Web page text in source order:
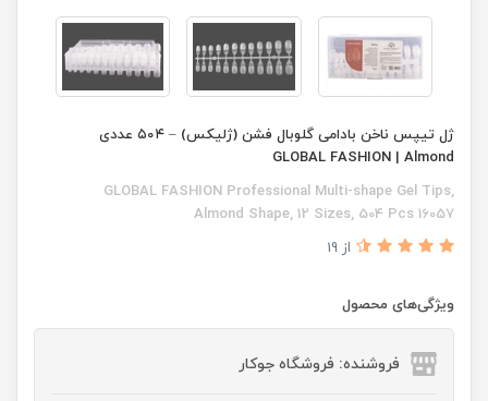
ژل تیپس ناخن بادامی گلوبال فشن (ژلیکس) – ۵۰۴ عددی
GLOBAL FASHION | Almond
GLOBAL FASHION Professional Multi-shape Gel Tips,
Almond Shape, 12 Sizes, 504 Pcs 16057
از 19
ویژگی‌های محصول
فروشنده: فروشگاه جوکار